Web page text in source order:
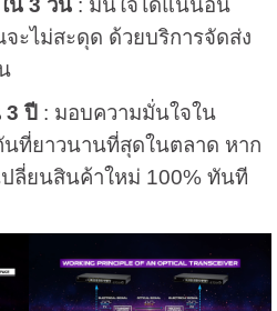
น 3 วัน: มั่นใจได้แน่นอน
ะไม่สะดุด ด้วยบริการจัดส่ง
3 ปี : มอบความมั่นใจใน
ที่ยาวนานที่สุดในตลาด หาก
ลี่ยนสินค้าใหม่ 100% ทันที